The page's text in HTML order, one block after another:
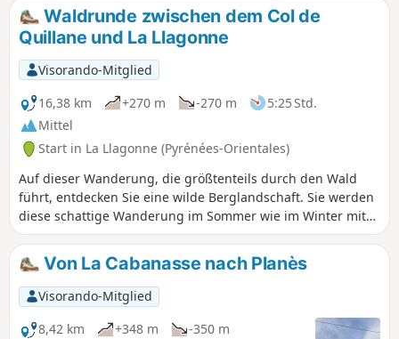
Waldrunde zwischen dem Col de
Quillane und La Llagonne
Visorando-Mitglied
16,38 km
+270 m -270 m
5:25 Std.
Mittel
Start in La Llagonne (Pyrénées-Orientales)
Auf dieser Wanderung, die größtenteils durch den Wald
führt, entdecken Sie eine wilde Berglandschaft. Sie werden
diese schattige Wanderung im Sommer wie im Winter mit
Schneeschuhen genießen, wenn Sie einem Teil der Voie
Blanche (präpariert und kostenlos) folgen. Der
Höhenunterschied ist gering und die Wege sind breit
genug, um die Landschaft in aller Ruhe zu genießen. Sie
können Abkürzungen nehmen, um Ihre Beine zu schonen,
und zwar an den Punkten (3) oder (10).
Von La Cabanasse nach Planès
Visorando-Mitglied
8,42 km
+348 m
-350 m